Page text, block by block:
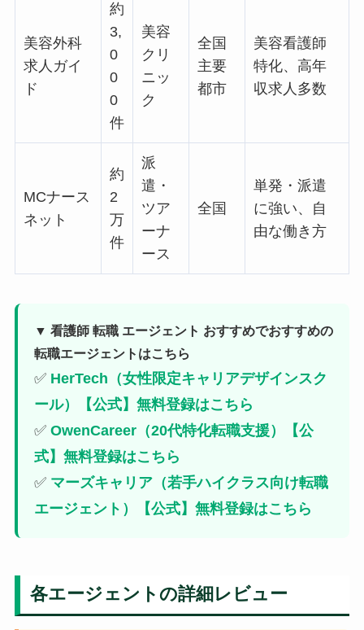
美容外科
求人ガイ
ド
約
3,
0
0
0
件
美容
クリ
ニッ
ク
全国
主要
都市
美容看護師
特化、高年
収求人多数
MCナース
ネット
約
2
万
件
派
遣・
ツア
ーナ
ース
全国
単発・派遣
に強い、自
由な働き方
▼ 看護師 転職 エージェント おすすめでおすすめの
転職エージェントはこちら
✅ HerTech（女性限定キャリアデザインスク
ール）【公式】無料登録はこちら
✅ OwenCareer（20代特化転職支援）【公
式】無料登録はこちら
✅ マーズキャリア（若手ハイクラス向け転職
エージェント）【公式】無料登録はこちら
各エージェントの詳細レビュー